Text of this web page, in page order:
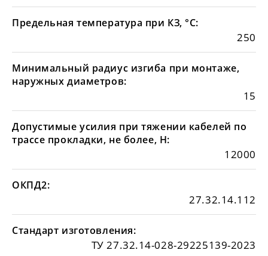
Предельная температура при КЗ, °С:
250
Минимальный радиус изгиба при монтаже,
наружных диаметров:
15
Допустимые усилия при тяжении кабелей по
трассе прокладки, не более, Н:
12000
ОКПД2:
27.32.14.112
Стандарт изготовления:
ТУ 27.32.14-028-29225139-2023